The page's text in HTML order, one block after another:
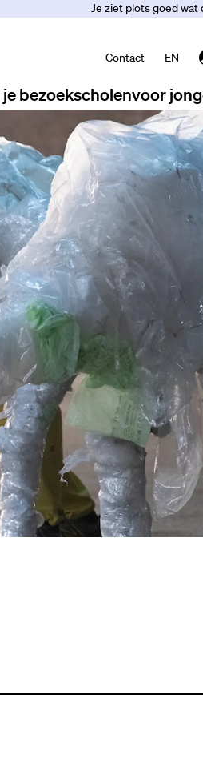
Je ziet plots goed wat
Contact EN
bezoekscholenvoor